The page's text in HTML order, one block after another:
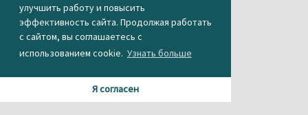
улучшить работу и повысить
эффективность сайта. Продолжая работать
с сайтом, вы соглашаетесь с
использованием cookie. Узнать больше
Я согласен